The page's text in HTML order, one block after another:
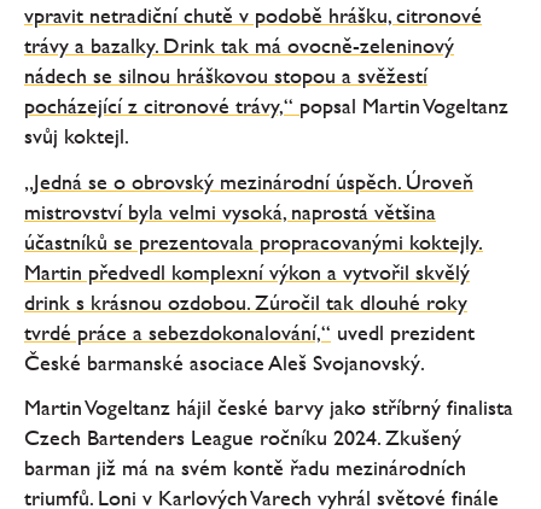
vpravit netradiční chutě v podobě hrášku, citronové
trávy a bazalky. Drink tak má ovocně-zeleninový
nádech se silnou hráškovou stopou a svěžestí
pocházející z citronové trávy,“ popsal Martin Vogeltanz
svůj koktejl.
„Jedná se o obrovský mezinárodní úspěch. Úroveň
mistrovství byla velmi vysoká, naprostá většina
účastníků se prezentovala propracovanými koktejly.
Martin předvedl komplexní výkon a vytvořil skvělý
drink s krásnou ozdobou. Zúročil tak dlouhé roky
tvrdé práce a sebezdokonalování,“ uvedl prezident
České barmanské asociace Aleš Svojanovský.
Martin Vogeltanz hájil české barvy jako stříbrný finalista
Czech Bartenders League ročníku 2024. Zkušený
barman již má na svém kontě řadu mezinárodních
triumfů. Loni v Karlových Varech vyhrál světové finále